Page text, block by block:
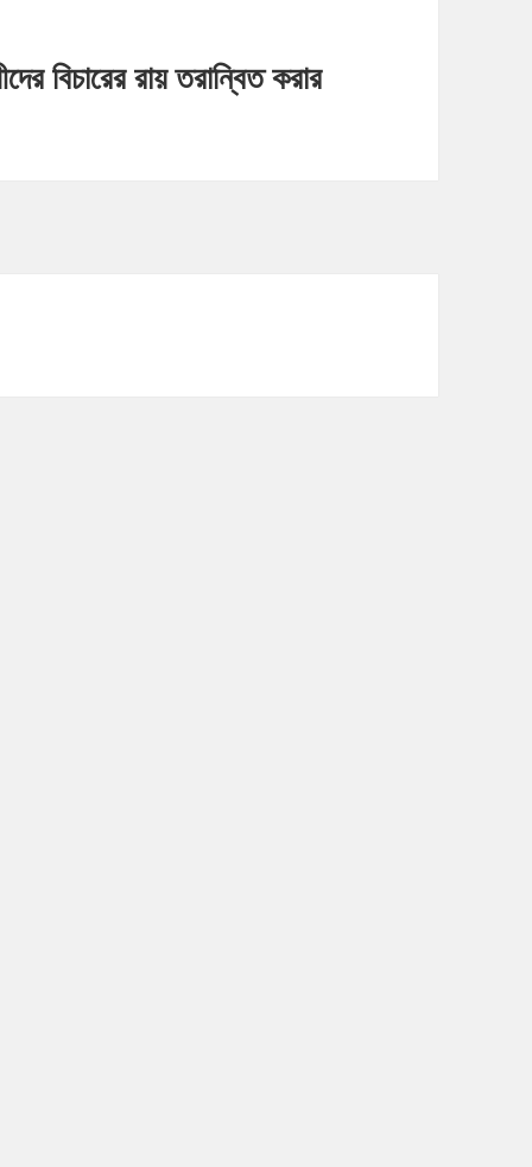
বিচারের রায় তরান্বিত করার